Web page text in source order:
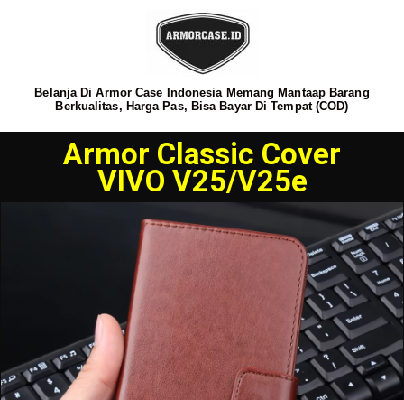
Belanja Di Armor Case Indonesia Memang Mantaap Barang
Berkualitas, Harga Pas, Bisa Bayar Di Tempat (COD)
Armor Classic Cover
VIVO V25/V25e